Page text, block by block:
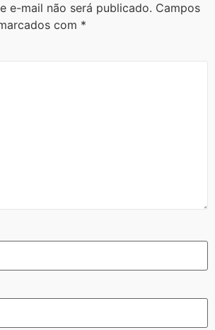
e-mail não será publicado. Campos
com *